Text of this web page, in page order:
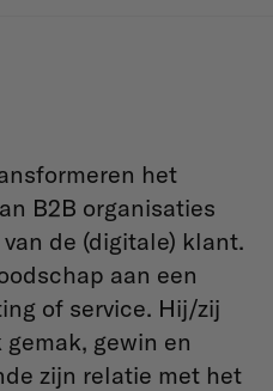
het
B2B organisaties
de (digitale) klant.
aan een
of service. Hij/zij
gewin en
zijn relatie met het